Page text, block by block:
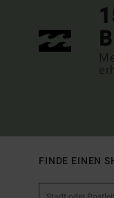
FINDE EINEN